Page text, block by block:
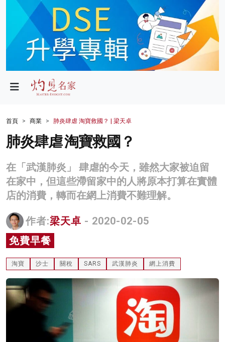
政局
財經
生活
商業
科技
影片
名家榜
灼見活動
關於我們
首頁 商業 肺炎肆虐 淘寶救國？ | 梁天卓
肺炎肆虐 淘寶救國？
在「武漢肺炎」 肆虐的今天，雖然大家被迫留
在家中，但這些滯留家中的人將原本打算在實體
店的消費，轉而在網上消費不難理解。
作者:梁天卓 - 2020-02-05
免費早餐
淘寶 沙士 關稅 SARS 武漢肺炎 網上消費